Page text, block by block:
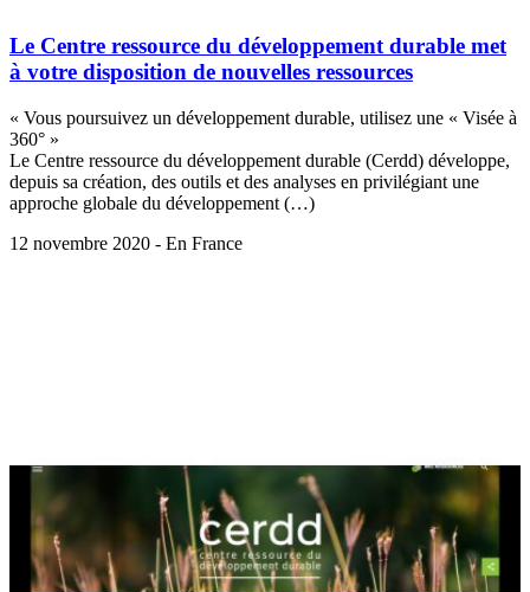
Le Centre ressource du développement durable met
à votre disposition de nouvelles ressources
« Vous poursuivez un développement durable, utilisez une « Visée à
360° »
Le Centre ressource du développement durable (Cerdd) développe,
depuis sa création, des outils et des analyses en privilégiant une
approche globale du développement (…)
12 novembre 2020 - En France